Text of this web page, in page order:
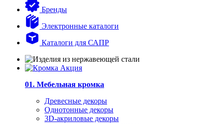
Бренды
Электронные каталоги
Каталоги для САПР
01. Мебельная кромка
Древесные декоры
Однотонные декоры
3D-акриловые декоры